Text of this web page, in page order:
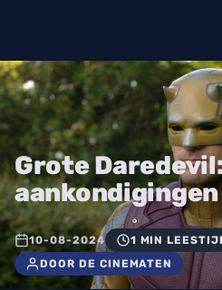
Grote
aankondigingen
10-08-2024
1 MIN
DOOR DE CINEMATEN